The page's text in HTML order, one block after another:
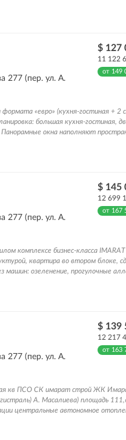
277 (пер. ул. А.
$ 127
11 122
от 149
«евро» (кухня-гостиная + 2
большая кухня-гостиная,
окна наполняют
277 (пер. ул. А.
$ 145
12 699
от 167
комплексе бизнес-класса IMARAT
квартира во втором блоке,
машин: озеленение, прогулочные
277 (пер. ул. А.
$ 139
12 217
от 163
кв ПСО СК имарат строй ЖК
А. Масалиева) площадь
центральные автономное